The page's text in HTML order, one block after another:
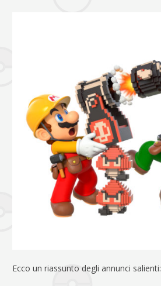
Ecco un riassunto degli annunci salienti: